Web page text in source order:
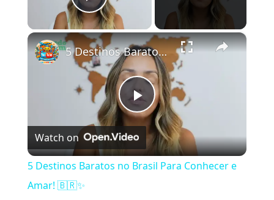
Play Video
×
Play Video
5 Destinos Baratos no Brasil Para Conhecer e Amar! 🇧🇷✨
Watch on
5 Destinos Baratos no Brasil Para Conhecer e
Amar! 🇧🇷✨